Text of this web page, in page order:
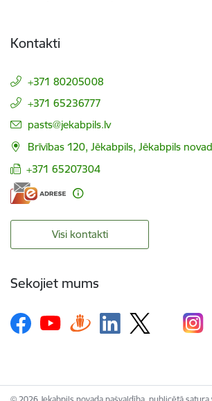
Kontakti
+371 80205008
+371 65236777
E-pasts:
pasts@jekabpils.lv
Brīvības 120, Jēkabpils, Jēkabpils
+371 65207304
Visi kontakti
Sekojiet mums